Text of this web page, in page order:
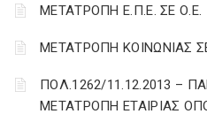
ΜΕΤΑΤΡΟΠΗ Ε.Π.Ε. ΣΕ Ο.Ε.
ΜΕΤΑΤΡΟΠΗ ΚΟΙΝΩΝΙΑΣ ΣΕ
ΠΟΛ.1262/11.12.2013 –
ΜΕΤΑΤΡΟΠΗ ΕΤΑΙΡΙΑΣ